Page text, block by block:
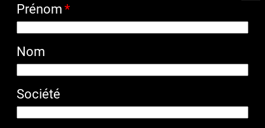
Prénom
Nom
Société